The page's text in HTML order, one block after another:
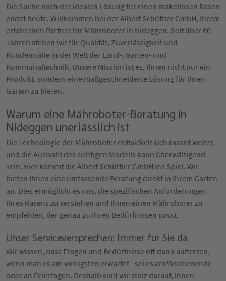
Die Suche nach der idealen Lösung für einen makellosen Rasen
endet heute. Willkommen bei der Albert Schüttler GmbH, Ihrem
erfahrenen Partner für Mähroboter in Nideggen. Seit über 60
Jahren stehen wir für Qualität, Zuverlässigkeit und
Kundennähe in der Welt der Land-, Garten- und
Kommunaltechnik. Unsere Mission ist es, Ihnen nicht nur ein
Produkt, sondern eine maßgeschneiderte Lösung für Ihren
Garten zu bieten.
Warum eine Mähroboter-Beratung in
Nideggen unerlässlich ist
Die Technologie der Mähroboter entwickelt sich rasant weiter,
und die Auswahl des richtigen Modells kann überwältigend
sein. Hier kommt die Albert Schüttler GmbH ins Spiel. Wir
bieten Ihnen eine umfassende Beratung direkt in Ihrem Garten
an. Dies ermöglicht es uns, die spezifischen Anforderungen
Ihres Rasens zu verstehen und Ihnen einen Mähroboter zu
empfehlen, der genau zu Ihren Bedürfnissen passt.
Unser Serviceversprechen: Immer für Sie da
Wir wissen, dass Fragen und Bedürfnisse oft dann auftreten,
wenn man es am wenigsten erwartet - sei es am Wochenende
oder an Feiertagen. Deshalb sind wir stolz darauf, Ihnen